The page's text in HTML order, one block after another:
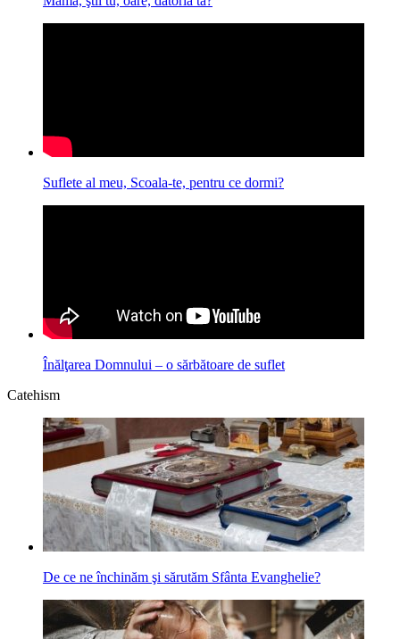
Suflete al meu, Scoala-te, pentru ce dormi?
Înălţarea Domnului – o sărbătoare de suflet
Catehism
De ce ne închinăm şi sărutăm Sfânta Evanghelie?